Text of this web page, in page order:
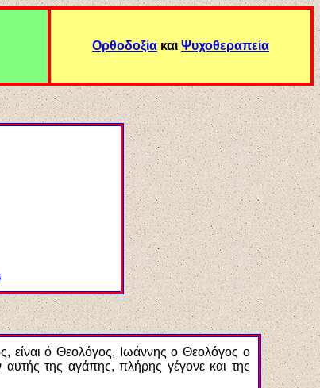
Ορθοδοξία και Ψυχοθεραπεία
είναι ό Θεολόγος, Ιωάννης ο Θεολόγος ο
της αγάπης, πλήρης γέγονε και της